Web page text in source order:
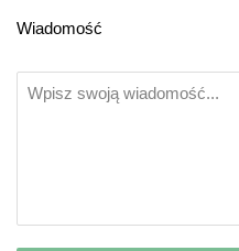
Wiadomość